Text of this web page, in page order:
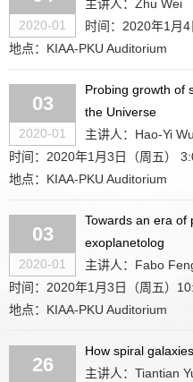
2020-01
主讲人：Zhu Wei
时间：2020年1月
地点：KIAA-PKU Auditorium
03
2020-01
Probing growth of
the Universe
主讲人：Hao-Yi
时间：2020年1月3日（周五）
地点：KIAA-PKU Auditorium
03
2020-01
Towards an era of
exoplanetolog
主讲人：Fabo
时间：2020年1月3日（周五）
地点：KIAA-PKU Auditorium
26
How spiral
主讲人：Tiantian